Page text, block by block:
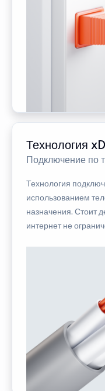
Технология
Подключение по
Технология
использованием
назначения. Стоит
интернет не